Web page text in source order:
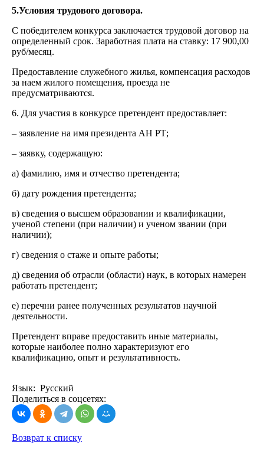
5.Условия трудового договора.
С победителем конкурса заключается трудовой договор на
определенный срок. Заработная плата на ставку: 17 900,00
руб/месяц.
Предоставление служебного жилья, компенсация расходов
за наем жилого помещения, проезда не
предусматриваются.
6. Для участия в конкурсе претендент предоставляет:
– заявление на имя президента АН РТ;
– заявку, содержащую:
а) фамилию, имя и отчество претендента;
б) дату рождения претендента;
в) сведения о высшем образовании и квалификации,
ученой степени (при наличии) и ученом звании (при
наличии);
г) сведения о стаже и опыте работы;
д) сведения об отрасли (области) наук, в которых намерен
работать претендент;
е) перечни ранее полученных результатов научной
деятельности.
Претендент вправе предоставить иные материалы,
которые наиболее полно характеризуют его
квалификацию, опыт и результативность.
Язык: Русский
Поделиться в соцсетях:
Возврат к списку